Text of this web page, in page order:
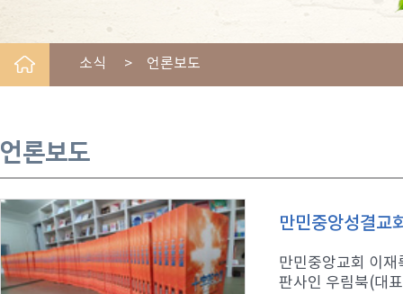
소식 > 언론보도
언론보도
만민중앙성결교
만민중앙교회 이
판사인 우림북(대